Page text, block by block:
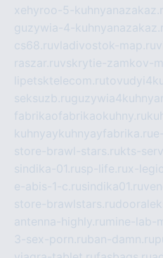
xehyroo-5-
guzywia-4-
cs68.ruvladivostok-map.ru
raszar.ruvskrytie-zamkov-
lipetsktelecom.ru
seksuzb.ru
fabrikaofabrikaokuhny.ru
kuhnyaykuhnyayfabrika.ru
store-brawl-stars.rukts-
sindika-01.rusp-life.rux-
e-abis-1-c.rusindika01.ru
store-brawlstars.ru
antenna-highly.ru mine-lab-
3-sex-porn.ruban-damn.ru